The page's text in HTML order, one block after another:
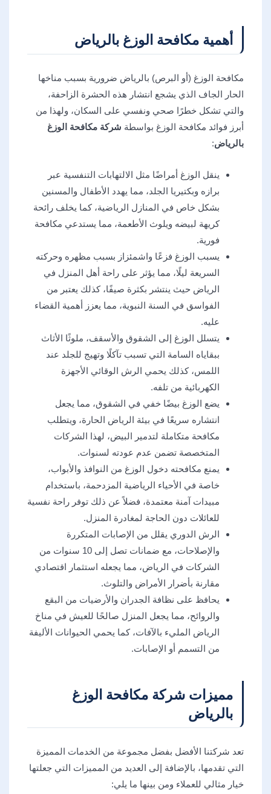
أهمية مكافحة الوزغ بالرياض
مكافحة الوزغ (أو البرص) بالرياض ضرورية بسبب مناخها
الحار الجاف الذي يشجع انتشار هذه الحشرة الزاحفة،
والتي تشكل خطرًا صحي ونفسي على السكان، ولهذا من
أبرز فوائد مكافحة الوزغ بواسطة شركة مكافحة الوزغ
بالرياض:
ينقل الوزغ أمراضًا مثل الالتهابات التنفسية عبر
برازه وبكتيريا الجلد، مما يهدد الأطفال والمسنين
بشكل خاص في المنازل الرياضية، كما يخلف رائحة
كريهة لبيضه ويلوث الأطعمة، مما يستدعي مكافحة
فورية.
يسبب الوزغ فزعًا واشمئزاز بسبب مظهره وحركته
السريعة ليلًا، مما يؤثر على راحة أهل المنزل في
الرياض حيث ينتشر بكثرة صيفًا، كذلك يعتبر من
الفواسق في السنة النبوية، مما يعزز أهمية القضاء
عليه.
يتسلل الوزغ إلى الشقوق والأسقف، ملوثًا الأثاث
ببقاياه السامة التي تسبب تآكلًا وتهيج للجلد عند
اللمس، كذلك يحمي الرش الوقائي الأجهزة
الكهربائية من تلفه.
يضع الوزغ بيضًا خفي في الشقوق، مما يجعل
انتشاره سريعًا في بيئة الرياض الحارة، ويتطلب
مكافحة متكاملة لتدمير البيض، لهذا الشركات
المتخصصة تضمن عدم عودته لسنوات.
يمنع مكافحته دخول الوزغ من النوافذ والأبواب،
خاصة في الأحياء الرياضية المزدحمة، باستخدام
مبيدات آمنة معتمدة، فضلاً عن ذلك توفر راحة نفسية
للعائلات دون الحاجة لمغادرة المنزل.
الرش الدوري يقلل من الإصابات المتكررة
والإصلاحات، مع ضمانات تصل إلى 10 سنوات من
الشركات في الرياض، مما يجعله استثمار اقتصادي
مقارنة بأضرار الأمراض والتلوث.
يحافظ على نظافة الجدران والأرضيات من البقع
والروائح، مما يجعل المنزل صالحًا للعيش في مناخ
الرياض المليء بالآفات، كما يحمي الحيوانات الأليفة
من التسمم أو الإصابات.
مميزات شركة مكافحة الوزغ
بالرياض
تعد شركتنا الأفضل بفضل مجموعة من الخدمات المميزة
التي تقدمها، بالإضافة إلى العديد من المميزات التي جعلتها
خيار مثالي للعملاء ومن بينها ما يلي: